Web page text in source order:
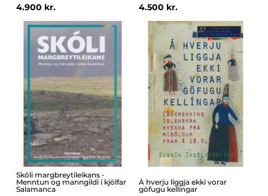
4.900 kr. 4.500 kr.
Skóli margbreytileikans -
Menntun og manngildi í kjölfar
Salamanca
Á hverju liggja ekki vorar
göfugu kellíngar